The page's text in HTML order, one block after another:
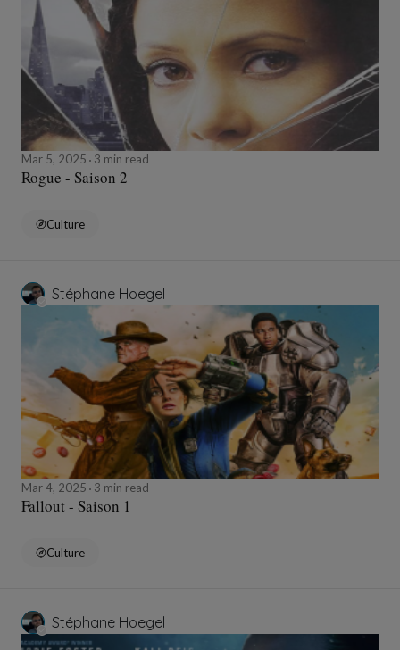
Mar 5, 2025 3 min read
Rogue - Saison 2
Culture
Stéphane Hoegel
Mar 4, 2025 3 min read
Fallout - Saison 1
Culture
Stéphane Hoegel